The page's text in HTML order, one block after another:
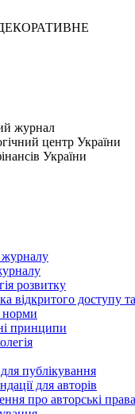
журнал
центр України
України
журналу
розвитку
відкритого доступу
норми
принципи
публікування
для авторів
про авторські права